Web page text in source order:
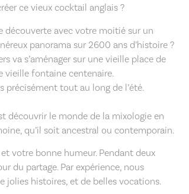
ce vieux cocktail anglais ?
découverte avec votre moitié sur un
panorama sur 2600 ans d’histoire ?
va s’aménager sur une vieille place de
vieille fontaine centenaire.
précisément tout au long de l’été.
découvrir le monde de la mixologie en
qu’il soit ancestral ou contemporain.
votre bonne humeur. Pendant deux
du partage. Par expérience, nous
jolies histoires, et de belles vocations.